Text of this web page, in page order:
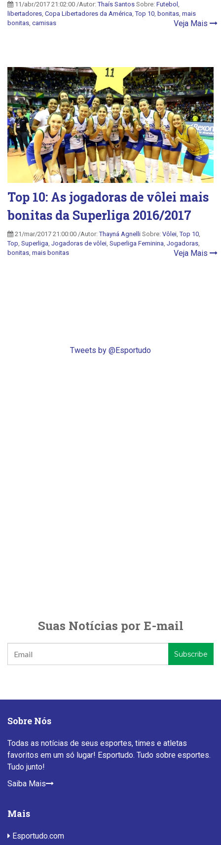
11/abr/2017 21:02:00 /Autor:Thaís Santos Sobre: Futebol ,
libertadores, Copa Libertadores da América,Top 10, bonitas, mais
bonitas, camisas Veja Mais
Top 10: As jogadoras de vôlei mais
bonitas da Superliga 2016/2017
21/mar/2017 21:00:00 /Autor:Thayná Agnelli Sobre: Vôlei,Top 10,
Top, Superliga, Jogadoras de vôlei, Superliga Feminina, Jogadoras,
bonitas, mais bonitas Veja Mais
Tweets by @Esportudo
Suas Notícias por E-mail
Sobre Nós
Todas as notícias de seus esportes, times e atletas
favoritos em um só lugar! Esportudo. Tudo sobre esportes.
Tudo junto!
Saiba Mais
Mais
Esportudo.com